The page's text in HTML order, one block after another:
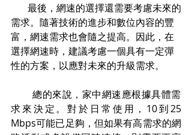
需求。隨著技術的進步和數位內容的豐
富，網速需求也會隨之提高。因此，在
選擇網速時，建議考慮一個具有一定彈
性的方案，以應對未來的升級需求。
        總的來說，家中網速應根據具體需
求來決定。對於日常使用，10到25
Mbps可能已足夠，但如果有高需求的網